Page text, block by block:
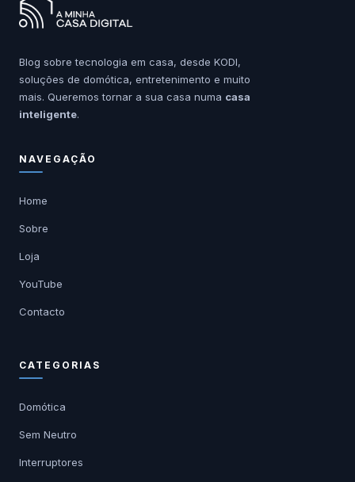
Blog sobre tecnologia em casa, desde KODI,
soluções de domótica, entretenimento e muito
mais. Queremos tornar a sua casa numa casa
inteligente.
NAVEGAÇÃO
Home
Sobre
Loja
YouTube
Contacto
CATEGORIAS
Domótica
Sem Neutro
Interruptores